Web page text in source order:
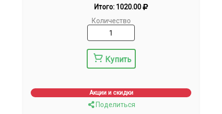
Итого: 1020.00
Количество
Купить
Акции и скидки
Поделиться